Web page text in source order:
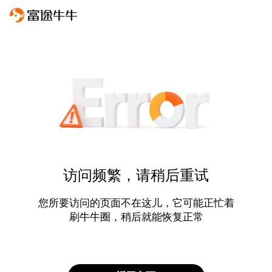
访问频繁，请稍后重试
您所要访问的页面不在这儿，它可能正忙着
刷牛牛圈，稍后就能恢复正常